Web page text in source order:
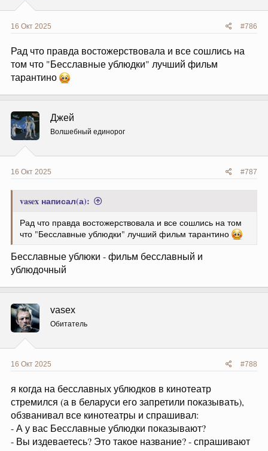
16 Окт 2025 #786
Рад что правда востожерствовала и все сошлись на
том что "Бесславные ублюдки" лучший фильм
тарантино
Джей
Волшебный единорог
16 Окт 2025 #787
vasex написал(а):
Рад что правда востожерствовала и все сошлись на том
что "Бесславные ублюдки" лучший фильм тарантино
Бесславные ублюки - фильм бесславный и
ублюдочный
vasex
Обитатель
16 Окт 2025 #788
я когда на бесславных ублюдков в кинотеатр
стремился (а в беларуси его запретили показывать),
обзванивал все кинотеатры и спрашивал:
- А у вас Бесславные ублюдки показывают?
- Вы издеваетесь? Это такое название? - спрашивают